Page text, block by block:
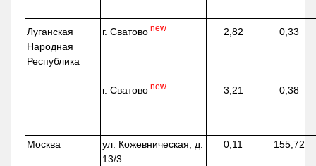
Луганская
Народная
Республика
г. Сватово new 2,82 0,33
г. Сватово new 3,21 0,38
Москва ул. Кожевническая, д.
13/3
0,11 155,72